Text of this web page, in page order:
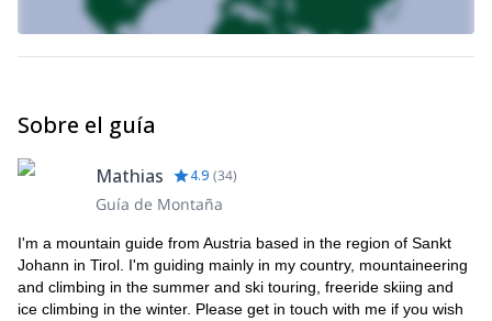
Sobre el guía
Mathias 4.9 (34)
Guía de Montaña
I'm a mountain guide from Austria based in the region of Sankt
Johann in Tirol. I'm guiding mainly in my country, mountaineering
and climbing in the summer and ski touring, freeride skiing and
ice climbing in the winter. Please get in touch with me if you wish